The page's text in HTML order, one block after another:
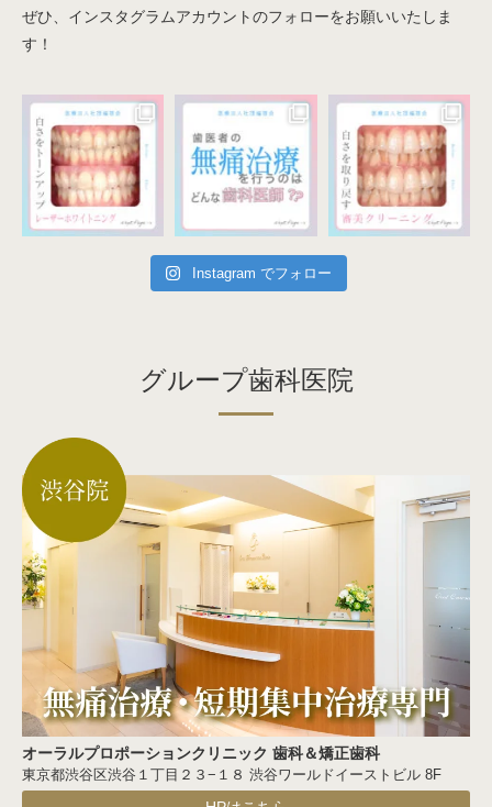
ぜひ、インスタグラムアカウントのフォローをお願いいたしま
す！
Instagram でフォロー
グループ歯科医院
オーラルプロポーションクリニック 歯科＆矯正歯科
東京都渋谷区渋谷１丁目２３−１８ 渋谷ワールドイーストビル 8F